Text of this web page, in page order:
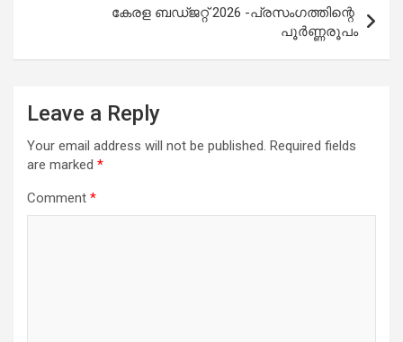
കേരള ബഡ്ജറ്റ് 2026 -പ്രസംഗത്തിന്റെ
പൂർണ്ണരൂപം
Leave a Reply
Your email address will not be published. Required fields
are marked *
Comment *